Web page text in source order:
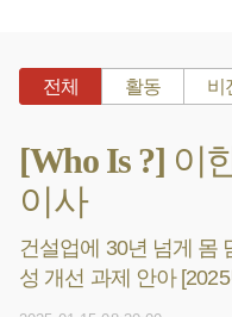
전체 활동 비
[Who Is ?] 이
이사
건설업에 30년 넘게 몸
성 개선 과제 안아